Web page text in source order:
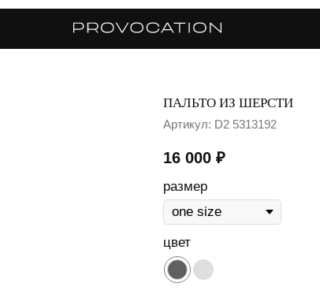
ПАЛЬТО ИЗ ШЕРСТИ
Артикул: D2 5313192
16 000 ₽
размер
цвет